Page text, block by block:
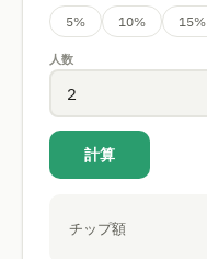
5% 10% 15%
人数
計算
チップ額